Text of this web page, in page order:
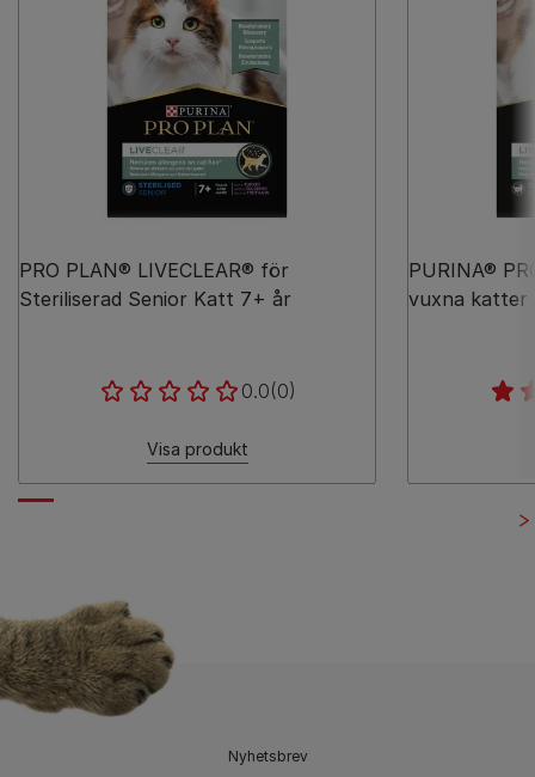
PRO PLAN® LIVECLEAR® för
Steriliserad Senior Katt 7+ år
0.0(0)
Visa produkt
PURINA®
vuxna katter
Nyhetsbrev​